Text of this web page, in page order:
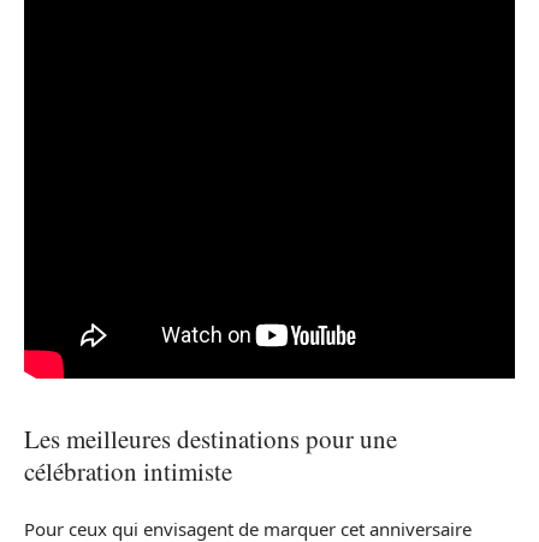
Les meilleures destinations pour une
célébration intimiste
Pour ceux qui envisagent de marquer cet anniversaire